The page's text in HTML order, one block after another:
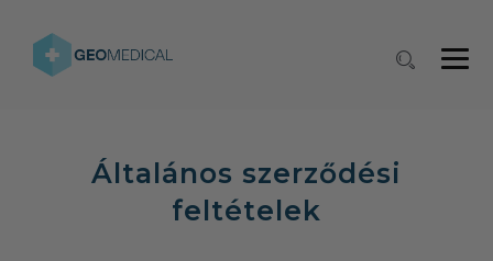
Általános szerződési
feltételek